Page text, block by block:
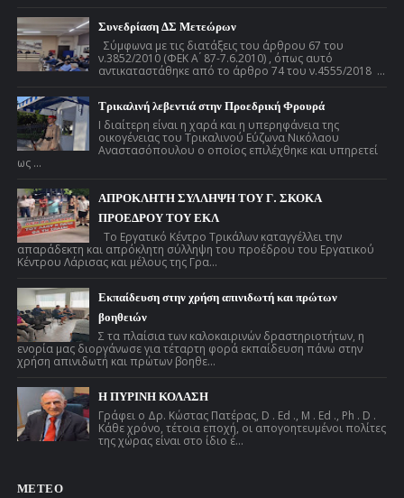
Συνεδρίαση ΔΣ Μετεώρων
Σύμφωνα με τις διατάξεις του άρθρου 67 του
ν.3852/2010 (ΦΕΚ Α ́ 87-7.6.2010) , όπως αυτό
αντικαταστάθηκε από το άρθρο 74 του ν.4555/2018 ...
Τρικαλινή λεβεντιά στην Προεδρική Φρουρά
Ι διαίτερη είναι η χαρά και η υπερηφάνεια της
οικογένειας του Τρικαλινού Εύζωνα Νικόλαου
Αναστασόπουλου ο οποίος επιλέχθηκε και υπηρετεί
ως ...
ΑΠΡΟΚΛΗΤΗ ΣΥΛΛΗΨΗ ΤΟΥ Γ. ΣΚΟΚΑ
ΠΡΟΕΔΡΟΥ ΤΟΥ ΕΚΛ
Το Εργατικό Κέντρο Τρικάλων καταγγέλλει την
απαράδεκτη και απρόκλητη σύλληψη του προέδρου του Εργατικού
Κέντρου Λάρισας και μέλους της Γρα...
Εκπαίδευση στην χρήση απινιδωτή και πρώτων
βοηθειών
Σ τα πλαίσια των καλοκαιρινών δραστηριοτήτων, η
ενορία μας διοργάνωσε για τέταρτη φορά εκπαίδευση πάνω στην
χρήση απινιδωτή και πρώτων βοηθε...
Η ΠΥΡΙΝΗ ΚΟΛΑΣΗ
Γράφει ο Δρ. Κώστας Πατέρας, D . Ed ., M . Ed ., Ph . D .
Κάθε χρόνο, τέτοια εποχή, οι απογοητευμένοι πολίτες
της χώρας είναι στο ίδιο έ...
ΜΕΤΕΟ